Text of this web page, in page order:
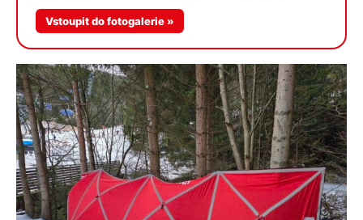
Vstoupit do fotogalerie »